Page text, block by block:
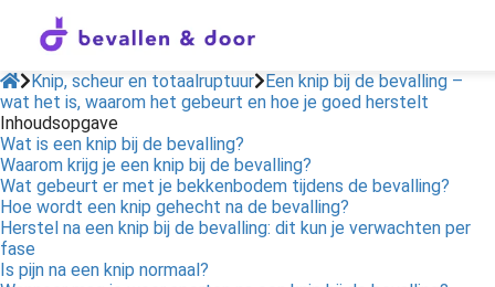
Knip, scheur en totaalruptuur Een knip bij de bevalling –
wat het is, waarom het gebeurt en hoe je goed herstelt
Inhoudsopgave
Wat is een knip bij de bevalling?
Waarom krijg je een knip bij de bevalling?
Wat gebeurt er met je bekkenbodem tijdens de bevalling?
Hoe wordt een knip gehecht na de bevalling?
Herstel na een knip bij de bevalling: dit kun je verwachten per
fase
Is pijn na een knip normaal?